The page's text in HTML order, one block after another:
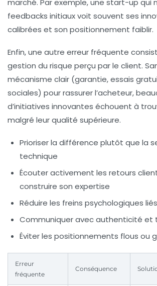
marché. Par exemple, une start-up qui
feedbacks initiaux voit souvent ses
calibrées et son positionnement faiblir.
Enfin, une autre erreur fréquente
gestion du risque perçu par le client.
mécanisme clair (garantie, essais
sociales) pour rassurer l’acheteur,
d’initiatives innovantes échouent à
malgré leurqualité supérieure.
Prioriser la différence plutôt que la
technique
Écouter activement les retours
construire son expertise
Réduire les freins psychologiques
Communiquer avec authenticité et
Éviter les positionnements flous ou
Erreur
fréquente
Conséquence